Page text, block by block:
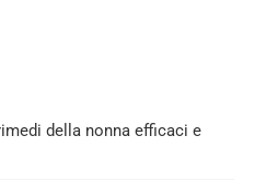
della nonna efficaci e